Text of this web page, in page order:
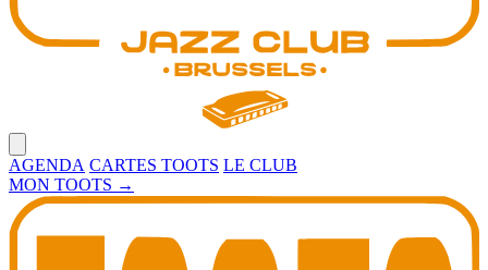
AGENDA CARTES TOOTS LE CLUB
MON TOOTS →
Toots Jazz Club